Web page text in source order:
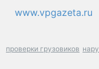
www.vpgazeta.ru
проверки грузовиков